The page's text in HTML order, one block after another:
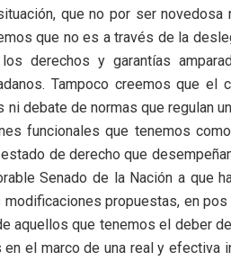
que no por ser
que no es a través de la
derechos y garantías
Tampoco creemos que el
debate de normas que regulan
funcionales que tenemos
de derecho que
Senado de la Nación a que
propuestas, en
aquellos que tenemos el deber
el marco de una real y efectiva